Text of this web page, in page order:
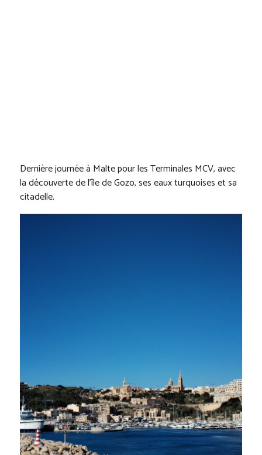
Dernière journée à Malte pour les Terminales MCV, avec
la découverte de l’île de Gozo, ses eaux turquoises et sa
citadelle.